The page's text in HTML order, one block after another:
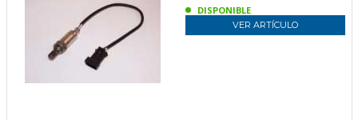
DISPONIBLE
VER ARTÍCULO